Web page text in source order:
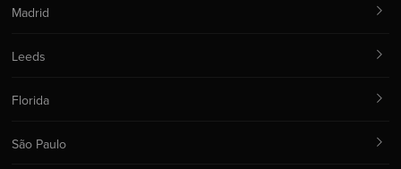
Madrid
Leeds
Florida
São Paulo